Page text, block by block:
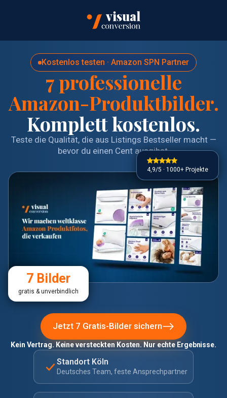
Kostenlos testen · Amazon SPN Partner
7 professionelle
Amazon-Produktbilder.
Komplett kostenlos.
Teste die Qualität, die aus Listings Bestseller macht —
bevor du einen Cent ausgibst.
7 Bilder
gratis & unverbindlich
4,9/5 · 1000+ Projekte
Jetzt 7 Gratis-Bilder sichern
Kein Vertrag. Keine versteckten Kosten. Nur echte Ergebnisse.
Standort Köln
Deutsches Team, feste Ansprechpartner